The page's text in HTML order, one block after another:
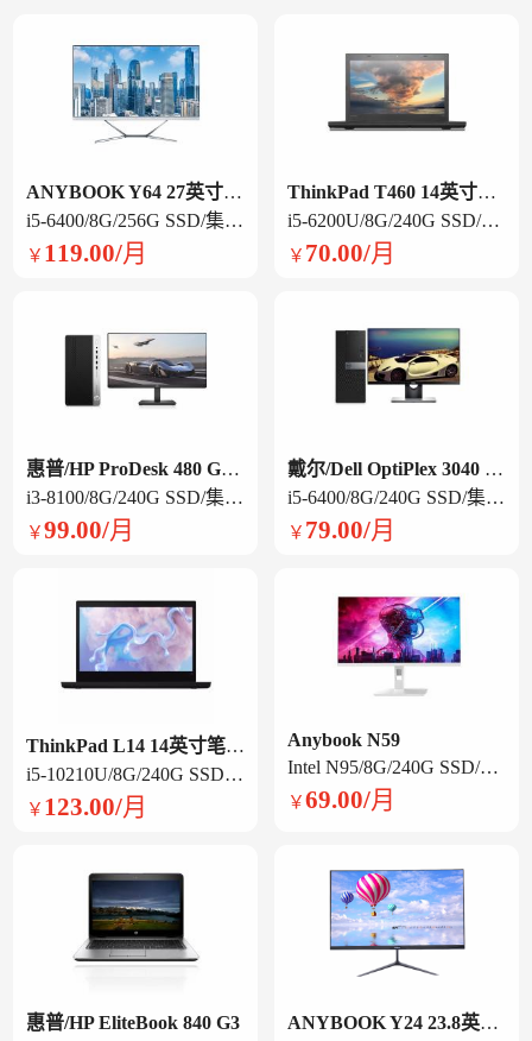
ANYBOOK Y64 27英寸一体机
i5-6400/8G/256G SSD/集显/ 27英寸/白色
￥ 119.00/月
ThinkPad T460 14英寸笔记本电脑
i5-6200U/8G/240G SSD/集显/14英寸
￥ 70.00/月
惠普/HP ProDesk 480 G6 台式电脑
i3-8100/8G/240G SSD/集显/21.5英寸显示器
￥99.00/月
戴尔/Dell OptiPlex 3040 台式电脑
i5-6400/8G/240G SSD/集显/21.5英寸显示器
￥ 79.00/月
ThinkPad L14 14英寸笔记本电脑
i5-10210U/8G/240G SSD /集显/14英寸
￥ 123.00/月
Anybook N59
Intel N95/8G/240G SSD/集显/23.8英寸旋转一体机
￥69.00/月
惠普/HP EliteBook 840 G3 ANYBOOK Y24 23.8英寸一体机